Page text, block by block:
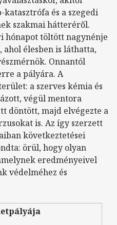
és a szegedi
szakmai hátteréről.
hónapot töltött nagynénje
élesben is láthatta,
Onnantól
a pályára. A
a szerves kémia és
végül mentora
döntött, majd elvégezte a
is. Az így szerzett
következtetései
örül, hogy olyan
eredményeivel
védelméhez és